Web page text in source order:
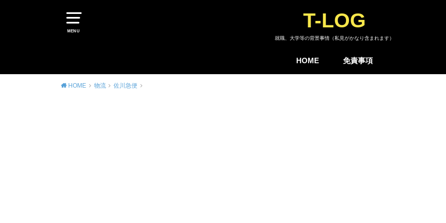
MENU T-LOG
就職、大学等の背景事情（私見がかなり含まれます）
HOME 免責事項
HOME 物流 佐川急便